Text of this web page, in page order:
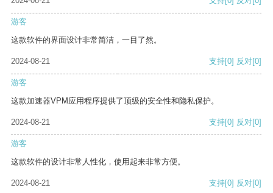
游客
这款软件的界面设计非常简洁，一目了然。
2024-08-21 支持[0] 反对[0]
游客
这款加速器VPM应用程序提供了顶级的安全性和隐私保护。
2024-08-21 支持[0] 反对[0]
游客
这款软件的设计非常人性化，使用起来非常方便。
2024-08-21 支持[0] 反对[0]